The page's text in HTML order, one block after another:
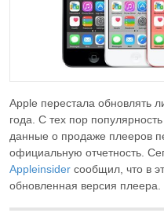
Apple перестала обновлять
года. С тех пор
данные о продаже плееров
официальную отчетность.
Appleinsider сообщил, что в
обновленная версия плеера.